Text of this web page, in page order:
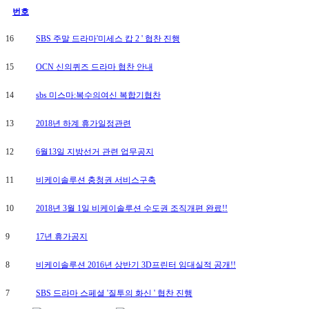
번호
16 SBS 주말 드라마'미세스 캅 2 ' 협찬 진행
15 OCN 신의퀴즈 드라마 협찬 안내
14 sbs 미스마:복수의여신 복합기협찬
13 2018년 하계 휴가일정관련
12 6월13일 지방선거 관련 업무공지
11 비케이솔루션 충청권 서비스구축
10 2018년 3월 1일 비케이솔루션 수도권 조직개편 완료!!
9 17년 휴가공지
8 비케이솔루션 2016년 상반기 3D프린터 임대실적 공개!!
7 SBS 드라마 스페셜 '질투의 화신 ' 협찬 진행